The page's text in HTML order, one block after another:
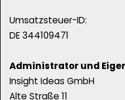
Umsatzsteuer-ID:
DE 344109471
Administrator und
Insight Ideas GmbH
Alte Straße 11